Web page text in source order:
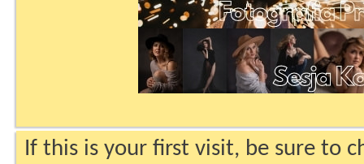
If this is your first visit, be sure to